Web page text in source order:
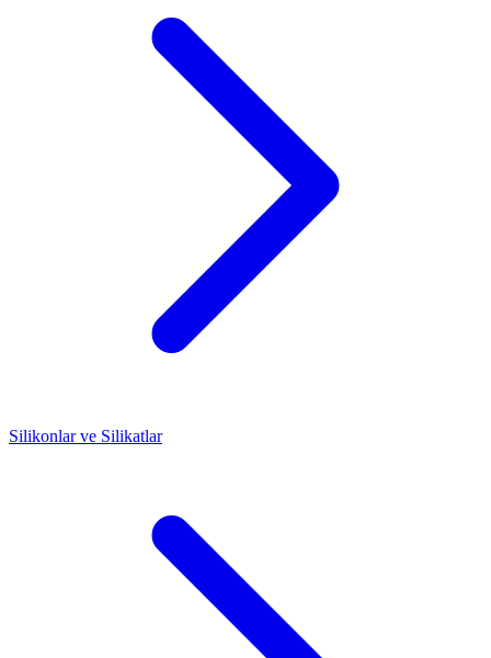
Silikonlar ve Silikatlar